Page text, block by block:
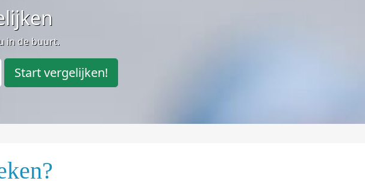
in de buurt.
Start vergelijken!